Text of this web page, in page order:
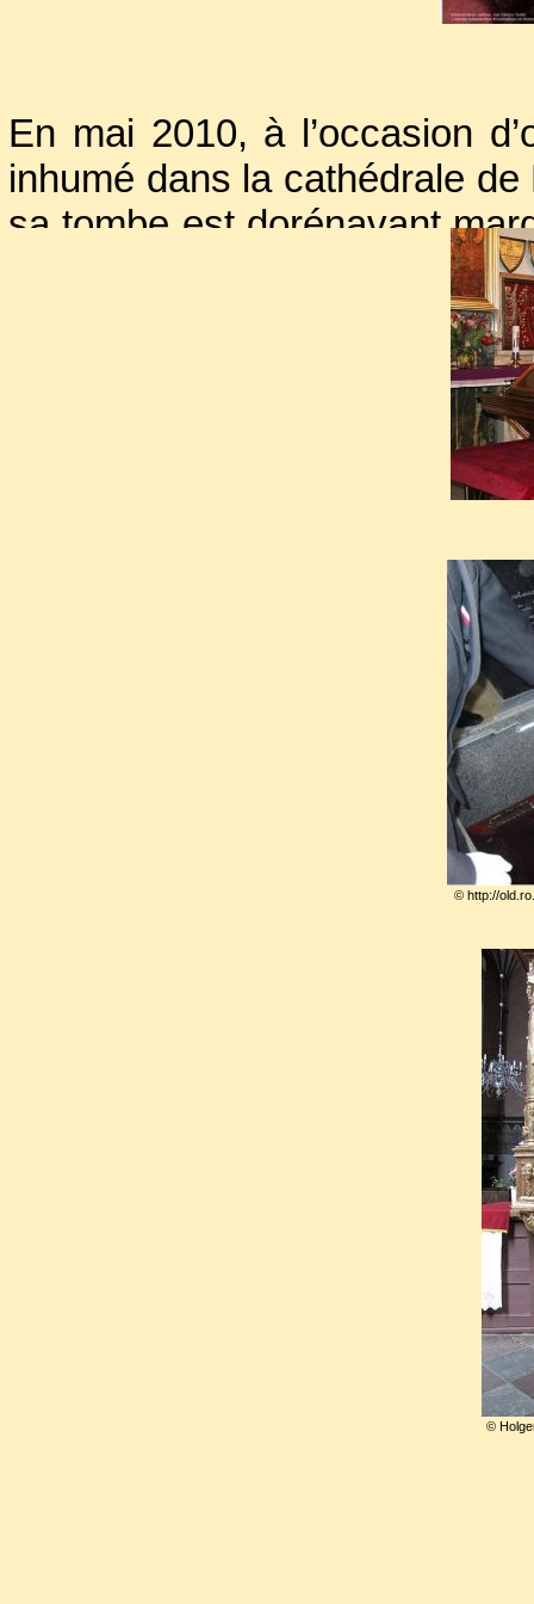
En mai 2010, à l’occasion
inhumé dans la cathédrale
sa tombe est dorénavant
noir orné d’une épitaphe
modèle du Système solaire.
© http://
©